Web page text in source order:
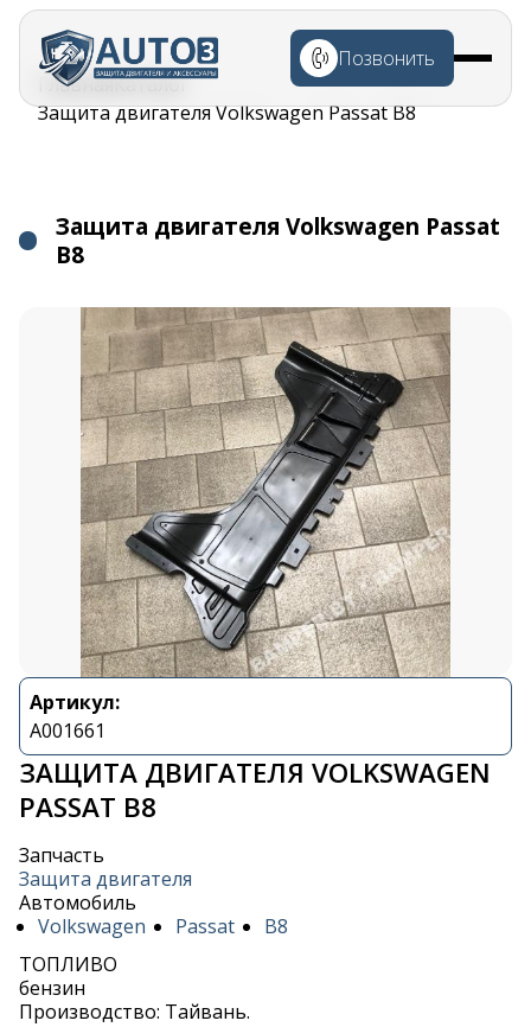
Перейти к
основному
содержанию
Позвонить
Строка
навигации
ГлавнаяКаталог
Защита двигателя Volkswagen Passat B8
Защита двигателя Volkswagen Passat
B8
Артикул:
A001661
ЗАЩИТА ДВИГАТЕЛЯ VOLKSWAGEN
PASSAT B8
Запчасть
Защита двигателя
Автомобиль
Volkswagen
Passat
B8
ТОПЛИВО
бензин
Производство: Тайвань.